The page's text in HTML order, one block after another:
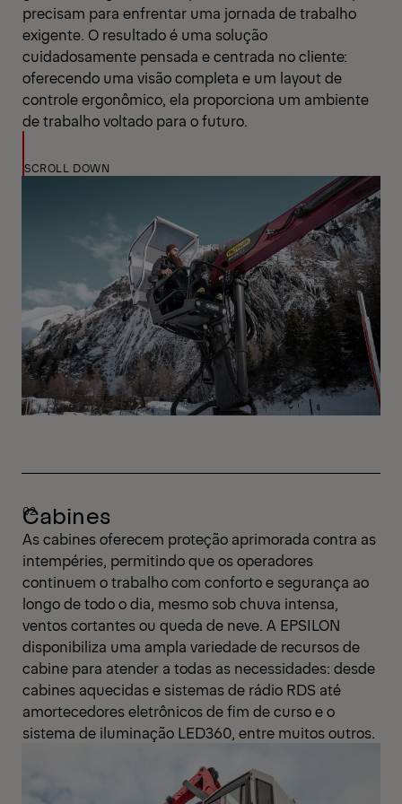
precisam para enfrentar uma jornada de trabalho
exigente. O resultado é uma solução
cuidadosamente pensada e centrada no cliente:
oferecendo uma visão completa e um layout de
controle ergonômico, ela proporciona um ambiente
de trabalho voltado para o futuro.
SCROLL DOWN
Cabines
As cabines oferecem proteção aprimorada contra as
intempéries, permitindo que os operadores
continuem o trabalho com conforto e segurança ao
longo de todo o dia, mesmo sob chuva intensa,
ventos cortantes ou queda de neve. A EPSILON
disponibiliza uma ampla variedade de recursos de
cabine para atender a todas as necessidades: desde
cabines aquecidas e sistemas de rádio RDS até
amortecedores eletrônicos de fim de curso e o
sistema de iluminação LED360, entre muitos outros.